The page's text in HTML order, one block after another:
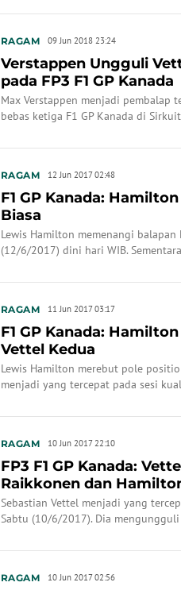
RAGAM 09 Jun 2018 23:24
Verstappen Ungguli
pada FP3 F1 GP Kanada
Max Verstappen menjadi pembalap
bebas ketiga F1 GP Kanada di
RAGAM 12 Jun 2017 02:48
F1 GP Kanada:
Biasa
Lewis Hamilton memenangi balapan
(12/6/2017) dini hari WIB.
RAGAM 11 Jun 2017 03:17
F1 GP Kanada:
Vettel Kedua
Lewis Hamilton merebut pole
menjadi yang tercepat pada sesi
RAGAM 10 Jun 2017 22:10
FP3 F1 GP Kanada:
Raikkonen dan
Sebastian Vettel menjadi yang
Sabtu (10/6/2017). Dia
RAGAM 10 Jun 2017 02:56